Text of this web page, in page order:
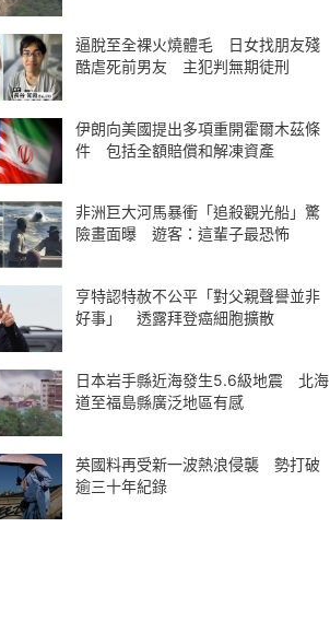
逼脫至全裸火燒體毛 日女找朋友殘
酷虐死前男友 主犯判無期徒刑
伊朗向美國提出多項重開霍爾木茲條
件 包括全額賠償和解凍資產
非洲巨大河馬暴衝「追殺觀光船」驚
險畫面曝 遊客：這輩子最恐怖
亨特認特赦不公平「對父親聲譽並非
好事」 透露拜登癌細胞擴散
日本岩手縣近海發生5.6級地震 北海
道至福島縣廣泛地區有感
英國料再受新一波熱浪侵襲 勢打破
逾三十年紀錄